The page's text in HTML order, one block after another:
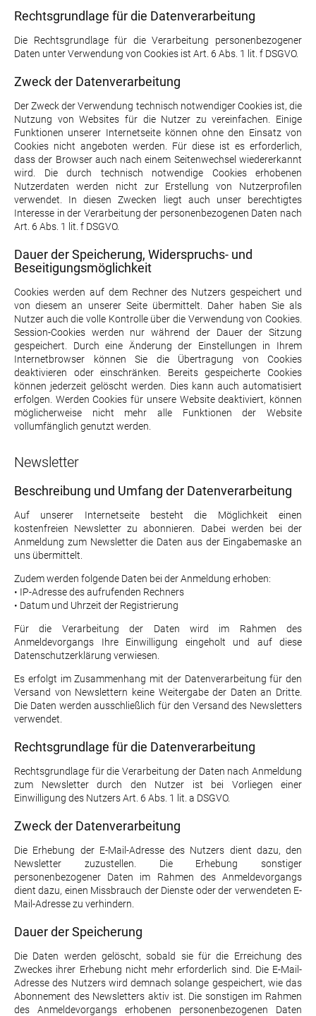
Rechtsgrundlage für die Datenverarbeitung
Die Rechtsgrundlage für die Verarbeitung personenbezogener
Daten unter Verwendung von Cookies ist Art. 6 Abs. 1 lit. f DSGVO.
Zweck der Datenverarbeitung
Der Zweck der Verwendung technisch notwendiger Cookies ist, die
Nutzung von Websites für die Nutzer zu vereinfachen. Einige
Funktionen unserer Internetseite können ohne den Einsatz von
Cookies nicht angeboten werden. Für diese ist es erforderlich,
dass der Browser auch nach einem Seitenwechsel wiedererkannt
wird. Die durch technisch notwendige Cookies erhobenen
Nutzerdaten werden nicht zur Erstellung von Nutzerprofilen
verwendet. In diesen Zwecken liegt auch unser berechtigtes
Interesse in der Verarbeitung der personenbezogenen Daten nach
Art. 6 Abs. 1 lit. f DSGVO.
Dauer der Speicherung, Widerspruchs- und
Beseitigungsmöglichkeit
Cookies werden auf dem Rechner des Nutzers gespeichert und
von diesem an unserer Seite übermittelt. Daher haben Sie als
Nutzer auch die volle Kontrolle über die Verwendung von Cookies.
Session-Cookies werden nur während der Dauer der Sitzung
gespeichert. Durch eine Änderung der Einstellungen in Ihrem
Internetbrowser können Sie die Übertragung von Cookies
deaktivieren oder einschränken. Bereits gespeicherte Cookies
können jederzeit gelöscht werden. Dies kann auch automatisiert
erfolgen. Werden Cookies für unsere Website deaktiviert, können
möglicherweise nicht mehr alle Funktionen der Website
vollumfänglich genutzt werden.
Newsletter
Beschreibung und Umfang der Datenverarbeitung
Auf unserer Internetseite besteht die Möglichkeit einen
kostenfreien Newsletter zu abonnieren. Dabei werden bei der
Anmeldung zum Newsletter die Daten aus der Eingabemaske an
uns übermittelt.
Zudem werden folgende Daten bei der Anmeldung erhoben:
• IP-Adresse des aufrufenden Rechners
• Datum und Uhrzeit der Registrierung
Für die Verarbeitung der Daten wird im Rahmen des
Anmeldevorgangs Ihre Einwilligung eingeholt und auf diese
Datenschutzerklärung verwiesen.
Es erfolgt im Zusammenhang mit der Datenverarbeitung für den
Versand von Newslettern keine Weitergabe der Daten an Dritte.
Die Daten werden ausschließlich für den Versand des Newsletters
verwendet.
Rechtsgrundlage für die Datenverarbeitung
Rechtsgrundlage für die Verarbeitung der Daten nach Anmeldung
zum Newsletter durch den Nutzer ist bei Vorliegen einer
Einwilligung des Nutzers Art. 6 Abs. 1 lit. a DSGVO.
Zweck der Datenverarbeitung
Die Erhebung der E-Mail-Adresse des Nutzers dient dazu, den
Newsletter zuzustellen. Die Erhebung sonstiger
personenbezogener Daten im Rahmen des Anmeldevorgangs
dient dazu, einen Missbrauch der Dienste oder der verwendeten E-
Mail-Adresse zu verhindern.
Dauer der Speicherung
Die Daten werden gelöscht, sobald sie für die Erreichung des
Zweckes ihrer Erhebung nicht mehr erforderlich sind. Die E-Mail-
Adresse des Nutzers wird demnach solange gespeichert, wie das
Abonnement des Newsletters aktiv ist. Die sonstigen im Rahmen
des Anmeldevorgangs erhobenen personenbezogenen Daten